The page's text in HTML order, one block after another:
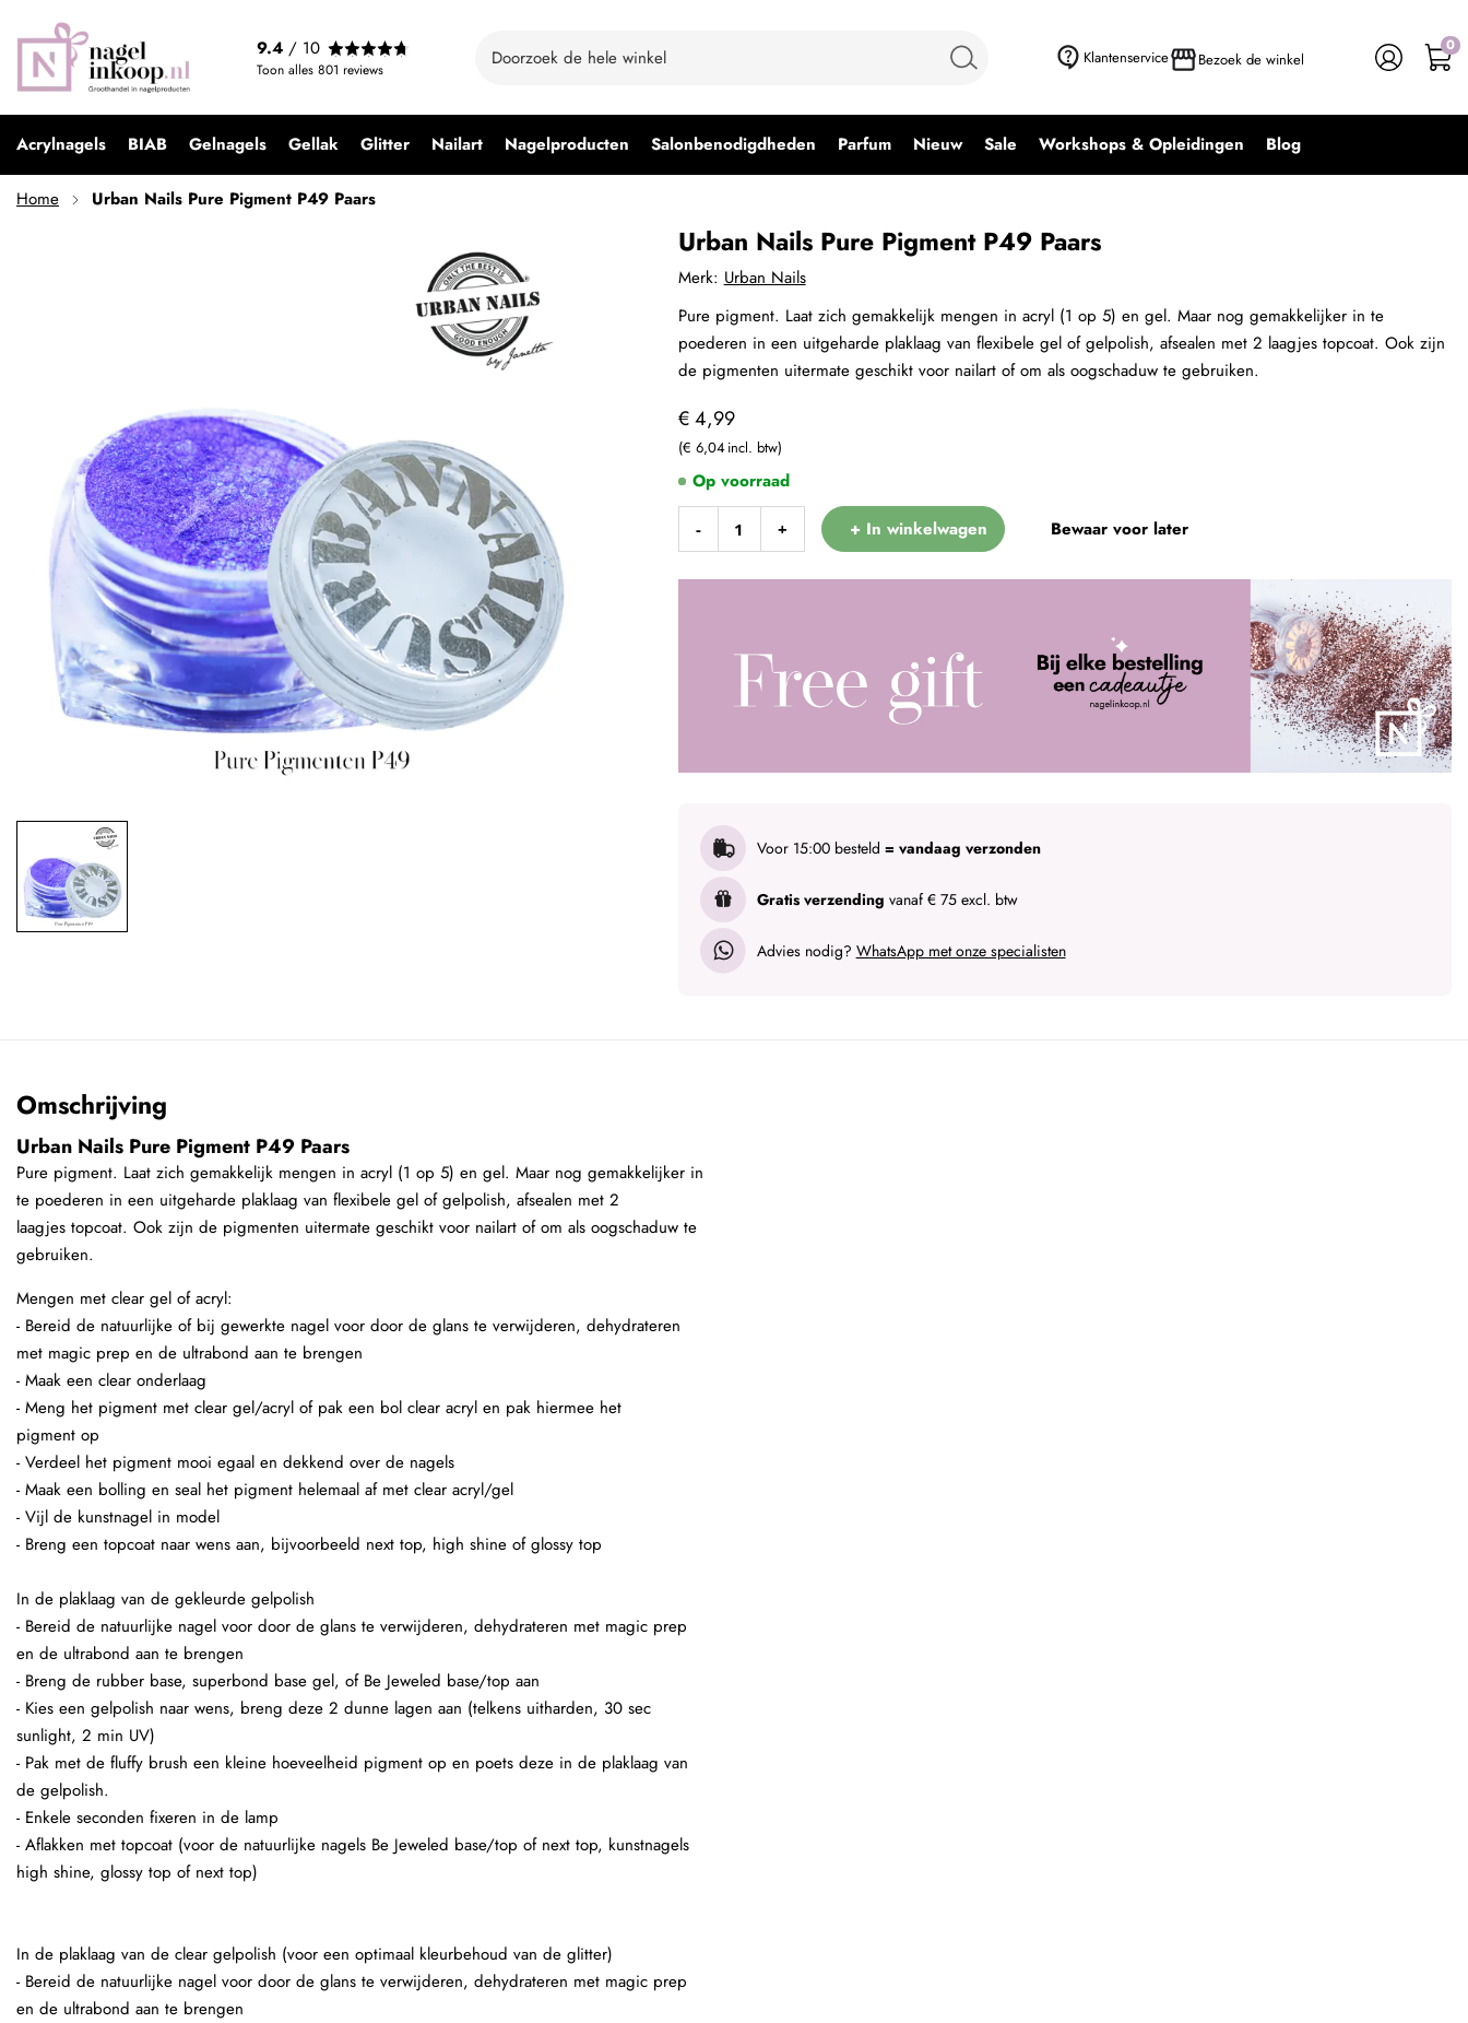
Klantenservice Bezoek de winkel
9.4 / 10
Toon alles 801 reviews
0
Acrylnagels BIAB Gelnagels Gellak Glitter Nailart Nagelproducten Salonbenodigdheden Parfum Nieuw Sale Workshops & Opleidingen Blog
Home Urban Nails Pure Pigment P49 Paars
Urban Nails Pure Pigment P49 Paars
€ 4,99
€ 6,04
Urban Nails Pure Pigment P49 Paars
€ 4,99
+ In winkelwagen
- + + In winkelwagen Bewaar voor later
Merk: Urban Nails
Voor 15:00 besteld = vandaag verzonden
Gratis verzending vanaf € 75 excl. btw
Advies nodig? WhatsApp met onze specialisten
Op voorraad
Pure pigment. Laat zich gemakkelijk mengen in acryl (1 op 5) en gel. Maar nog gemakkelijker in te
poederen in een uitgeharde plaklaag van flexibele gel of gelpolish, afsealen met 2 laagjes topcoat. Ook zijn
de pigmenten uitermate geschikt voor nailart of om als oogschaduw te gebruiken.
Omschrijving
Urban Nails Pure Pigment P49 Paars
Pure pigment. Laat zich gemakkelijk mengen in acryl (1 op 5) en gel. Maar nog gemakkelijker in
te poederen in een uitgeharde plaklaag van flexibele gel of gelpolish, afsealen met 2
laagjes topcoat. Ook zijn de pigmenten uitermate geschikt voor nailart of om als oogschaduw te
gebruiken.
Mengen met clear gel of acryl:
- Bereid de natuurlijke of bij gewerkte nagel voor door de glans te verwijderen, dehydrateren
met magic prep en de ultrabond aan te brengen
- Maak een clear onderlaag
- Meng het pigment met clear gel/acryl of pak een bol clear acryl en pak hiermee het
pigment op
- Verdeel het pigment mooi egaal en dekkend over de nagels
- Maak een bolling en seal het pigment helemaal af met clear acryl/gel
- Vijl de kunstnagel in model
- Breng een topcoat naar wens aan, bijvoorbeeld next top, high shine of glossy top
In de plaklaag van de gekleurde gelpolish
- Bereid de natuurlijke nagel voor door de glans te verwijderen, dehydrateren met magic prep
en de ultrabond aan te brengen
- Breng de rubber base, superbond base gel, of Be Jeweled base/top aan
- Kies een gelpolish naar wens, breng deze 2 dunne lagen aan (telkens uitharden, 30 sec
sunlight, 2 min UV)
- Pak met de fluffy brush een kleine hoeveelheid pigment op en poets deze in de plaklaag van
de gelpolish.
- Enkele seconden fixeren in de lamp
- Aflakken met topcoat (voor de natuurlijke nagels Be Jeweled base/top of next top, kunstnagels
high shine, glossy top of next top)
In de plaklaag van de clear gelpolish (voor een optimaal kleurbehoud van de glitter)
- Bereid de natuurlijke nagel voor door de glans te verwijderen, dehydrateren met magic prep
en de ultrabond aan te brengen